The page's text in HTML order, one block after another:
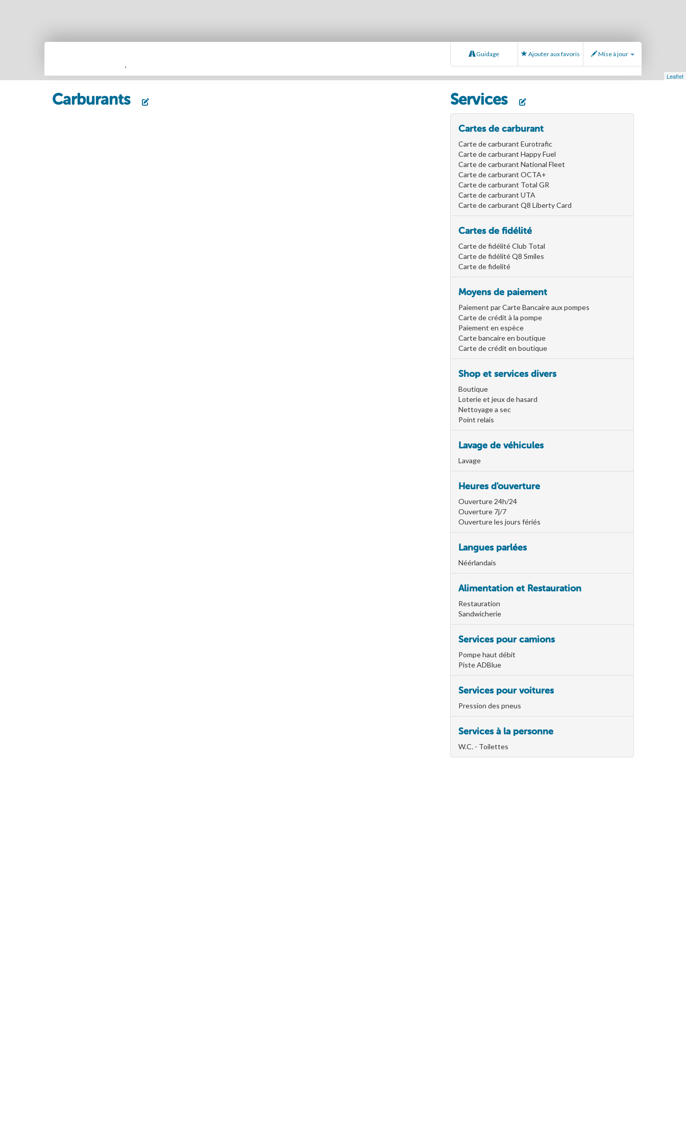
Leaflet
,
Guidage Ajouter aux favoris Mise à jour
Carburants Services
Cartes de carburant
Carte de carburant Eurotrafic
Carte de carburant Happy Fuel
Carte de carburant National Fleet
Carte de carburant OCTA+
Carte de carburant Total GR
Carte de carburant UTA
Carte de carburant Q8 Liberty Card
Cartes de fidélité
Carte de fidélité Club Total
Carte de fidélité Q8 Smiles
Carte de fidelité
Moyens de paiement
Paiement par Carte Bancaire aux pompes
Carte de crédit à la pompe
Paiement en espèce
Carte bancaire en boutique
Carte de crédit en boutique
Shop et services divers
Boutique
Loterie et jeux de hasard
Nettoyage a sec
Point relais
Lavage de véhicules
Lavage
Heures d'ouverture
Ouverture 24h/24
Ouverture 7j/7
Ouverture les jours fériés
Langues parlées
Néérlandais
Alimentation et Restauration
Restauration
Sandwicherie
Services pour camions
Pompe haut débit
Piste ADBlue
Services pour voitures
Pression des pneus
Services à la personne
W.C. - Toilettes